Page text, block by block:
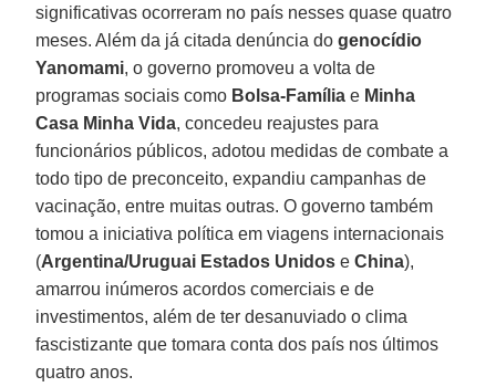
significativas ocorreram no país nesses quase quatro
meses. Além da já citada denúncia dogenocídio
Yanomami, o governo promoveu a volta de
programas sociais como Bolsa-Família e Minha
Casa Minha Vida, concedeu reajustes para
funcionários públicos, adotou medidas de combate a
todo tipo de preconceito, expandiu campanhas de
vacinação, entre muitas outras. O governo também
tomou a iniciativa política em viagens internacionais
(Argentina/Uruguai Estados Unidose China),
amarrou inúmeros acordos comerciais e de
investimentos, além de ter desanuviado o clima
fascistizante que tomara conta dos país nos últimos
quatro anos.